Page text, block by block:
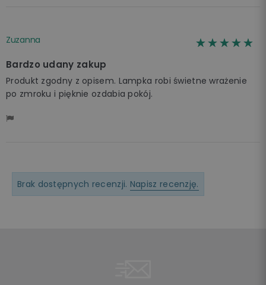
Zuzanna ☆☆☆☆☆
★★★★★
Bardzo udany zakup
Produkt zgodny z opisem. Lampka robi świetne wrażenie
po zmroku i pięknie ozdabia pokój.
Brak dostępnych recenzji. Napisz recenzję.